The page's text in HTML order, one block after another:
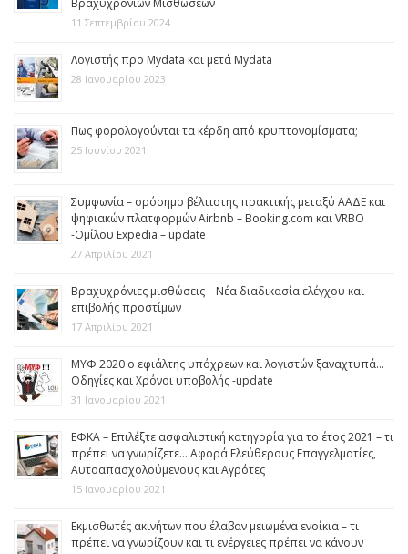
Βραχυχρόνιων Μισθώσεων
11 Σεπτεμβρίου 2024
Λογιστής προ Mydata και μετά Mydata
28 Ιανουαρίου 2023
Πως φορολογούνται τα κέρδη από κρυπτονομίσματα;
25 Ιουνίου 2021
Συμφωνία – ορόσημο βέλτιστης πρακτικής μεταξύ ΑΑΔΕ και
ψηφιακών πλατφορμών Airbnb – Booking.com και VRBO
-Ομίλου Expedia – update
27 Απριλίου 2021
Βραχυχρόνιες μισθώσεις – Νέα διαδικασία ελέγχου και
επιβολής προστίμων
17 Απριλίου 2021
ΜΥΦ 2020 ο εφιάλτης υπόχρεων και λογιστών ξαναχτυπά…
Οδηγίες και Χρόνοι υποβολής -update
31 Ιανουαρίου 2021
ΕΦΚΑ – Επιλέξτε ασφαλιστική κατηγορία για το έτος 2021 – τι
πρέπει να γνωρίζετε… Αφορά Ελεύθερους Επαγγελματίες,
Αυτοαπασχολούμενους και Αγρότες
15 Ιανουαρίου 2021
Εκμισθωτές ακινήτων που έλαβαν μειωμένα ενοίκια – τι
πρέπει να γνωρίζουν και τι ενέργειες πρέπει να κάνουν